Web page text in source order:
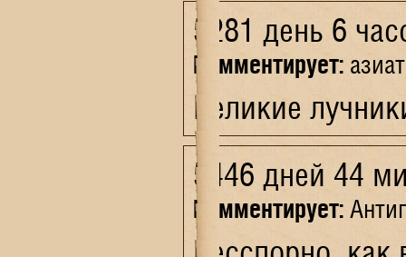
5281 день 6
Комментирует: азиат
Великие
5446 дней 44
Комментирует: